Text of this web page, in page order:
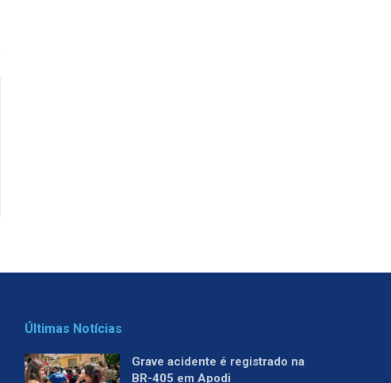
Últimas Notícias
Grave acidente é registrado na
BR-405 em Apodi